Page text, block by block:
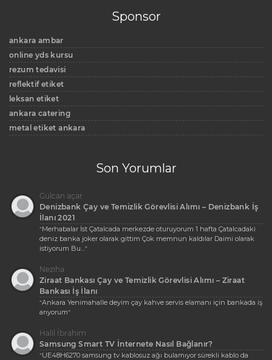
Sponsor
ankara ambar
online yds kursu
rezum tedavisi
reflektif etiket
leksan etiket
ankara catering
metal etiket ankara
Son Yorumlar
Gülcan açar
Denizbank Çay ve Temizlik Görevlisi Alımı – Denizbank İş
İlanı 2021
“Merhabalar İst Çatalcada merkezde oturuyorum 1 hafta Çatalcadaki
deniz banka joker olarak gittim Çok memnun kaldılar Daimi olarak
istiyorum Bu…”
Neziha
Ziraat Bankası Çay ve Temizlik Görevlisi Alımı – Ziraat
Bankası İş İlanı
“Ankara Yenimahalle deyim çay kahve servis elamanı için bankada iş
arıyorum”
Halil İbrahim
Samsung Smart TV İnternete Nasıl Bağlanır?
“UE48H6270 samsung tv kablosuz ağı bulamıyor sürekli kablo da